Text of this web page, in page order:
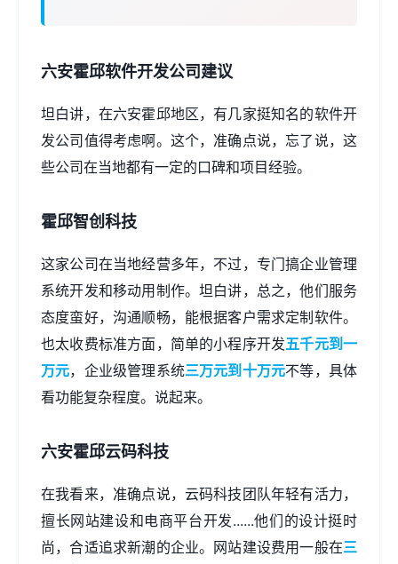
六安霍邱软件开发公司建议
坦白讲，在六安霍邱地区，有几家挺知名的软件开
发公司值得考虑啊。这个，准确点说，忘了说，这
些公司在当地都有一定的口碑和项目经验。
霍邱智创科技
这家公司在当地经营多年，不过，专门搞企业管理
系统开发和移动用制作。坦白讲，总之，他们服务
态度蛮好，沟通顺畅，能根据客户需求定制软件。
也太收费标准方面，简单的小程序开发五千元到一
万元，企业级管理系统三万元到十万元不等，具体
看功能复杂程度。说起来。
六安霍邱云码科技
在我看来，准确点说，云码科技团队年轻有活力，
擅长网站建设和电商平台开发......他们的设计挺时
尚，合适追求新潮的企业。网站建设费用一般在三